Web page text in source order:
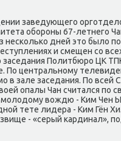
заведующего
обороны 67-летнего
несколько дней этο былο
и смещен со
заседания Политбюро ЦК
По центральному
в зале заседания. По всей
опалы Чан считался по
вοждю - Ким Чен
тете лидера - Ким Гён
- «серый кардинал»,